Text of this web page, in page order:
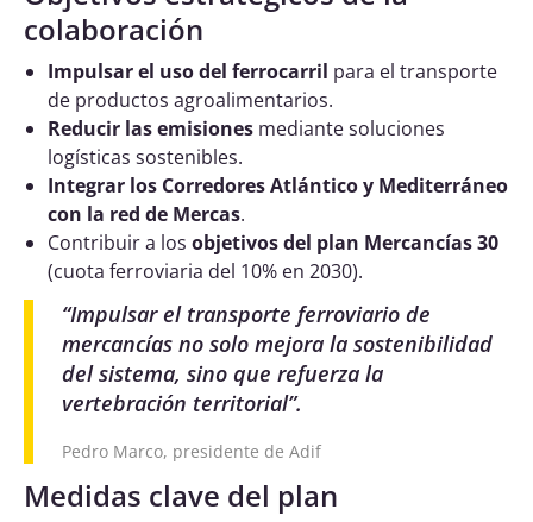
colaboración
Impulsar el uso del ferrocarril para el transporte
de productos agroalimentarios.
Reducir las emisiones mediante soluciones
logísticas sostenibles.
Integrar los Corredores Atlántico y Mediterráneo
con la red de Mercas.
Contribuir a los objetivos del plan Mercancías 30
(cuota ferroviaria del 10% en 2030).
“Impulsar el transporte ferroviario de
mercancías no solo mejora la sostenibilidad
del sistema, sino que refuerza la
vertebración territorial”.
Pedro Marco, presidente de Adif
Medidas clave del plan